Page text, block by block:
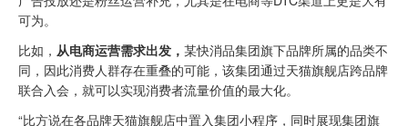
可为。
比如， 从电商运营需求出发 ， 某快消品集团旗下品牌所属的品类不
同，因此消费人群存在重叠的可能，该集团通过天猫旗舰店跨品牌
联合入会，就可以实现消费者流量价值的最大化。
“比方说在各品牌天猫旗舰店中置入集团小程序，同时展现集团旗